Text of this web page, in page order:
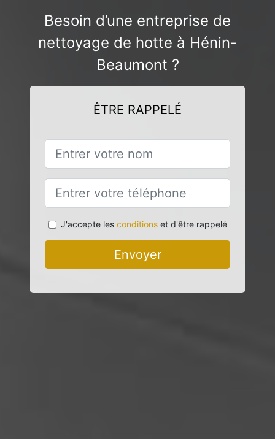
Besoin d’une entreprise de
nettoyage de hotte à Hénin-
Beaumont ?
ÊTRE RAPPELÉ
J'accepte les conditionset d'être rappelé
Envoyer